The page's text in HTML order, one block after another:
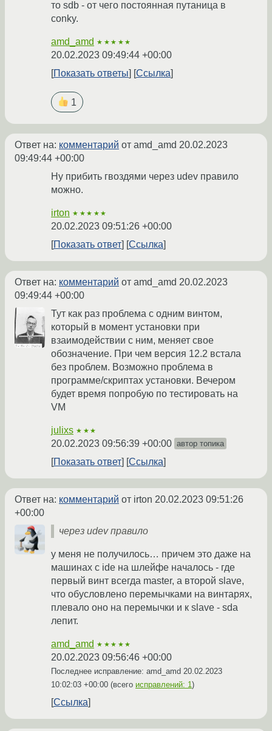
то sdb - от чего постоянная путаница в
conky.
amd_amd ★★★★★
20.02.2023 09:49:44 +00:00
Показать ответы
Ссылка
1
Ответ на: комментарий от amd_amd 20.02.2023
09:49:44 +00:00
Ну прибить гвоздями через udev правило
можно.
irton ★★★★★
20.02.2023 09:51:26 +00:00
Показать ответ
Ссылка
Ответ на: комментарий от amd_amd 20.02.2023
09:49:44 +00:00
Тут как раз проблема с одним винтом,
который в момент установки при
взаимодействии с ним, меняет свое
обозначение. При чем версия 12.2 встала
без проблем. Возможно проблема в
программе/скриптах установки. Вечером
будет время попробую по тестировать на
VM
julixs ★★★
20.02.2023 09:56:39 +00:00 автор топика
Показать ответ Ссылка
Ответ на: комментарий от irton 20.02.2023 09:51:26
+00:00
через udev правило
у меня не получилось… причем это даже на
машинах с ide на шлейфе началось - где
первый винт всегда master, а второй slave,
что обусловлено перемычками на винтарях,
плевало оно на перемычки и к slave - sda
лепит.
amd_amd ★★★★★
20.02.2023 09:56:46 +00:00
Последнее исправление: amd_amd 20.02.2023
10:02:03 +00:00 (всего исправлений: 1 )
Ссылка